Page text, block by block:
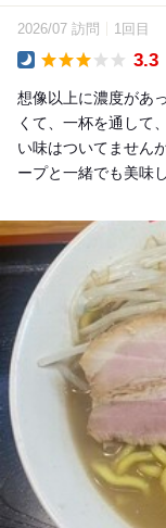
2026/07 訪問 1回目
3.3
想像以上に濃度があ
くて、一杯を通して
い味はついてません
ープと一緒でも美味